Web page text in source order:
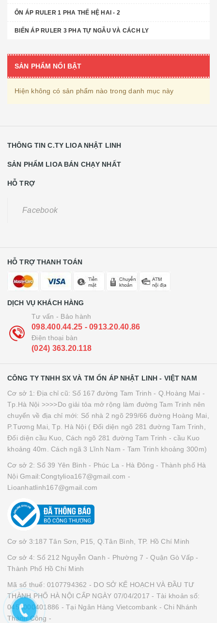
ỔN ÁP RULER 1 PHA THẾ HỆ HAI - 2
BIẾN ÁP RULER 3 PHA TỰ NGẪU VÀ CÁCH LY
SẢN PHẨM NỔI BẬT
Hiện không có sản phẩm nào trong danh mục này
THÔNG TIN C.TY LIOA NHẬT LINH
SẢN PHẨM LIOA BÁN CHẠY NHẤT
HỖ TRỢ
Facebook
HỖ TRỢ THANH TOÁN
DỊCH VỤ KHÁCH HÀNG
Tư vấn - Bảo hành
098.400.44.25 - 0913.20.40.86
Điện thoại bàn
(024) 363.20.118
CÔNG TY TNHH SX VÀ TM ỔN ÁP NHẬT LINH - VIỆT NAM
Cơ sở 1: Địa chỉ cũ: Số 167 đường Tam Trinh - Q.Hoàng Mai -
Tp.Hà Nội >>>>Do giải tỏa mở rộng làm đường Tam Trinh nên
chuyển về địa chỉ mới: Số nhà 2 ngõ 299/66 đường Hoàng Mai,
P.Tương Mai, Tp. Hà Nội ( Đối diện ngõ 281 đường Tam Trinh,
Đối diện cầu Kuo, Cách ngõ 281 đường Tam Trinh - cầu Kuo
khoảng 40m. Cách ngã 3 Lĩnh Nam - Tam Trinh khoảng 300m)
Cơ sở 2: Số 39 Yên Bình - Phúc La - Hà Đông - Thành phố Hà
Nội Gmail:Congtylioa167@gmail.com -
Lioanhatlinh167@gmail.com
Cơ sở 3:187 Tân Sơn, P15, Q.Tân Bình, TP. Hồ Chí Minh
Cơ sở 4: Số 212 Nguyễn Oanh - Phường 7 - Quận Gò Vấp -
Thành Phố Hồ Chí Minh
Mã số thuế: 0107794362 - DO SỞ KẾ HOẠCH VÀ ĐẦU TƯ
THÀNH PHỐ HÀ NỘI CẤP NGÀY 07/04/2017 - Tài khoản số:
0451000401886 - Tại Ngân Hàng Vietcombank - Chi Nhánh
Thành Công -